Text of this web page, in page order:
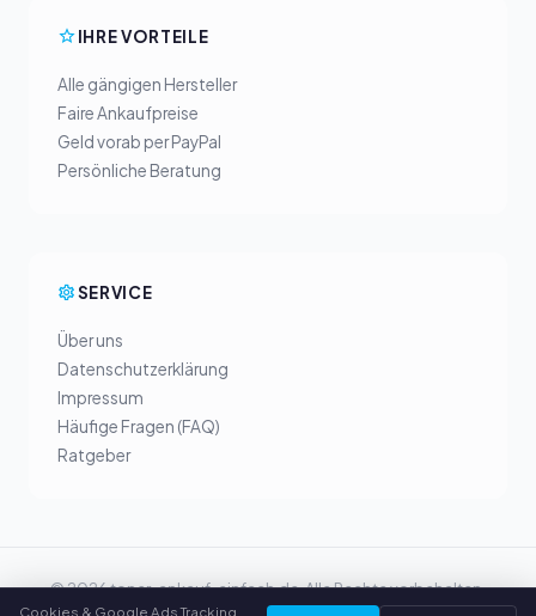
IHRE VORTEILE
Alle gängigen Hersteller
Faire Ankaufpreise
Geld vorab per PayPal
Persönliche Beratung
SERVICE
Über uns
Datenschutzerklärung
Impressum
Häufige Fragen (FAQ)
Ratgeber
© 2026 toner-ankauf-einfach.de. Alle Rechte vorbehalten.
Cookies & Google Ads Tracking.